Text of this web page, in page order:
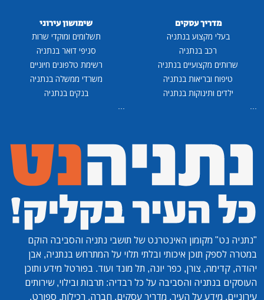
מדריך עסקים
בעלי מקצוע בנתניה
רכב בנתניה
שרותים מקצועיים בנתניה
טיפוח ובריאות בנתניה
ילדים ותינוקות בנתניה
...
שימושון עירוני
תשלומים ומוקדי שרות
סניפי דואר בנתניה
רשימת טלפונים חיוניים
משרדי ממשלה בנתניה
בנקים בנתניה
...
"נתניה נט" מקומון האינטרנט של תושבי נתניה והסביבה הוקם
במטרה לספק תוכן איכותי ובלתי תלוי על המתרחש בנתניה, אבן
יהודה, קדימה, צורן, כפר יונה, תל מונד ועוד. בפורטל מידע ותוכן
העוסקים בנתניה והסביבה על כל רבדיה: תרבות ובילוי, שירותים
עירוניים, מידע על העיר, מדריך עסקים, חברה, רכילות, ספורט,